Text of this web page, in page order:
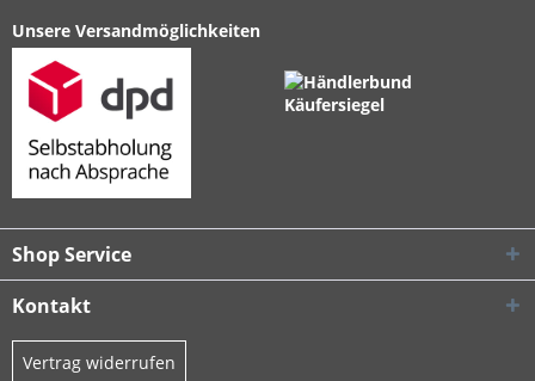
Unsere Versandmöglichkeiten
Shop Service
Kontakt
Vertrag widerrufen